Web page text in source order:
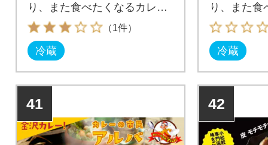
り、また食べたくなるカレー
として長年愛され続けていま
す。
（1件）
冷蔵
り、また食
として長年
す。
冷蔵
41 42